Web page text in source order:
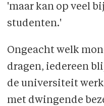
'maar kan op veel
studenten.'
Ongeacht welk
dragen, iedereen
de universiteit
met dwingende